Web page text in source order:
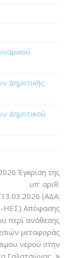
Δημοτικής
Δημοτικού
Έγκριση της
υπ’ αριθ.
(ΑΔΑ:
ΗΕΣ) Απόφασης
περί ανάθεσης
μεταφοράς
νερού στην
Γαλατσώνας.